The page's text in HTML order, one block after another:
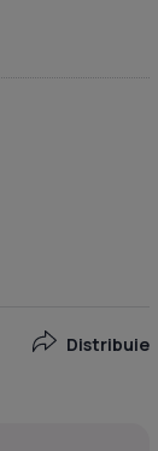
Distribuie